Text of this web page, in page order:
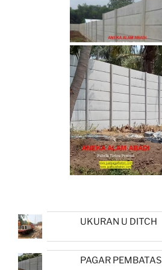
UKURAN U DITCH
PAGAR PEMBATAS